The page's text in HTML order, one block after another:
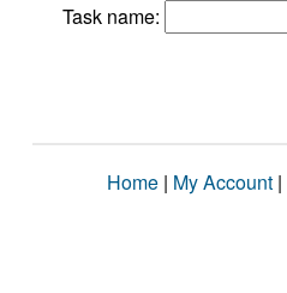
Task name:
Home | My Account |